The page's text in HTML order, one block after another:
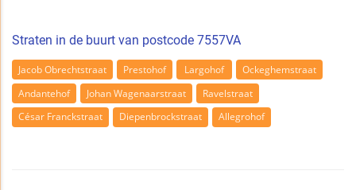
Straten in de buurt van postcode 7557VA
Jacob Obrechtstraat Prestohof Largohof
Ockeghemstraat
Andantehof
Johan Wagenaarstraat
Ravelstraat
César Franckstraat
Diepenbrockstraat Allegrohof